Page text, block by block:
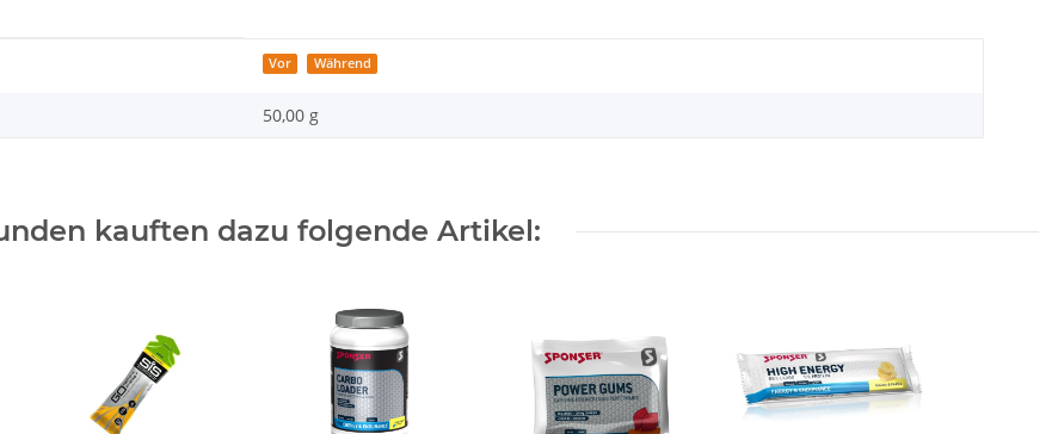
Vor Während
50,00 g
kauften dazu folgende Artikel: